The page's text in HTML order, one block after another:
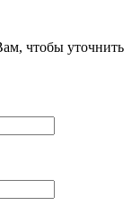
чтобы уточнить